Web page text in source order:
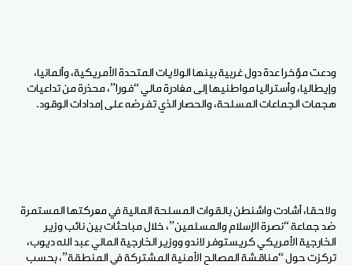
ودعت مؤخرا عدة دول غربية بينها الولايات المتحدة الأمريكية، وألمانيا،
وإيطاليا، وأستراليا مواطنيها إلى مغادرة مالي “فورا”، محذرة من تداعيات
هجمات الجماعات المسلحة، والحصار الذي تفرضه على إمدادات الوقود.
ولاحقا، أشادت واشنطن بالقوات المسلحة المالية في معركتها المستمرة
ضد جماعة “نصرة الإسلام والمسلمين”، خلال مباحثات بين نائب وزير
الخارجية الأمريكي كريستوفر لاندو ووزير الخارجية المالي عبد الله ديوب،
تركزت حول “مناقشة المصالح الأمنية المشتركة في المنطقة”، بحسب